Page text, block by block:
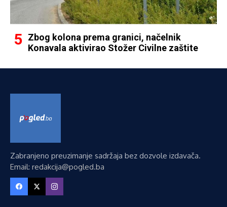
Zbog kolona prema granici, načelnik
Konavala aktivirao Stožer Civilne zaštite
Zabranjeno preuzimanje sadržaja bez dozvole izdavača.
Email: redakcija@pogled.ba